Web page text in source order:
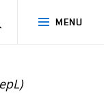
MENU
SEARCH